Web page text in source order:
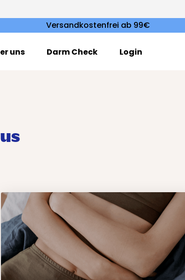
Versandkostenfrei ab 99€
uns Darm Check Login